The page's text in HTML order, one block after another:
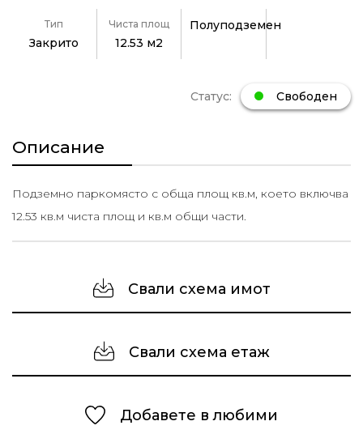
Тип
Закрито
Чиста площ
12.53 м2
Полуподземен
Статус: Свободен
Описание
Подземно паркомясто с обща площ кв.м, което включва
12.53 кв.м чиста площ и кв.м общи части.
Свали схема имот
Свали схема етаж
Добавете в любими